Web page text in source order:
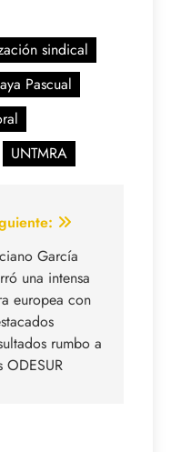
sindical
Pascual
UNTMRA
García
una intensa
europea con
rumbo a
ODESUR